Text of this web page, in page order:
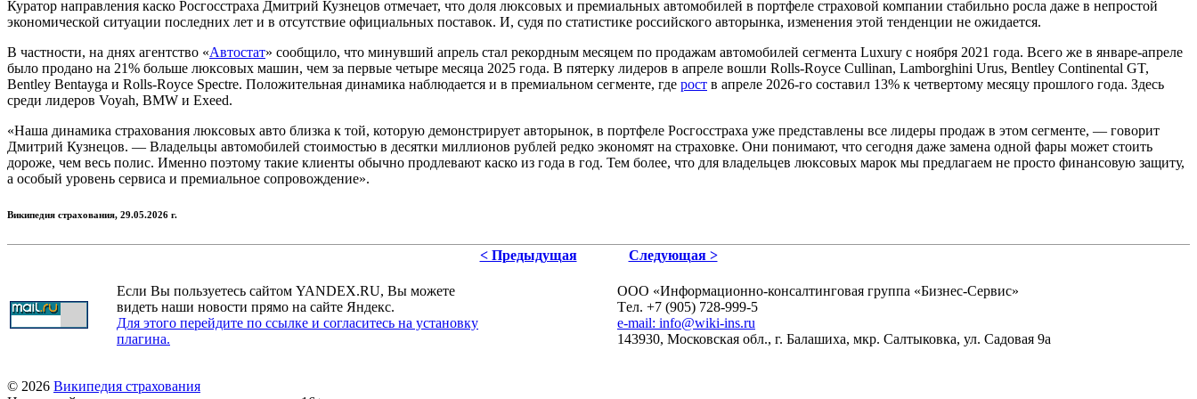
Куратор направления каско Росгосстраха Дмитрий Кузнецов отмечает, что доля люксовых и премиальных автомобилей в портфеле страховой компании стабильно росла даже в непростой
экономической ситуации последних лет и в отсутствие официальных поставок. И, судя по статистике российского авторынка, изменения этой тенденции не ожидается.
В частности, на днях агентство «Автостат» сообщило, что минувший апрель стал рекордным месяцем по продажам автомобилей сегмента Luxury с ноября 2021 года. Всего же в январе-апреле
было продано на 21% больше люксовых машин, чем за первые четыре месяца 2025 года. В пятерку лидеров в апреле вошли Rolls-Royce Cullinan, Lamborghini Urus, Bentley Continental GT,
Bentley Bentayga и Rolls-Royce Spectre. Положительная динамика наблюдается и в премиальном сегменте, где рост в апреле 2026-го составил 13% к четвертому месяцу прошлого года. Здесь
среди лидеров Voyah, BMW и Exeed.
«Наша динамика страхования люксовых авто близка к той, которую демонстрирует авторынок, в портфеле Росгосстраха уже представлены все лидеры продаж в этом сегменте, — говорит
Дмитрий Кузнецов. — Владельцы автомобилей стоимостью в десятки миллионов рублей редко экономят на страховке. Они понимают, что сегодня даже замена одной фары может стоить
дороже, чем весь полис. Именно поэтому такие клиенты обычно продлевают каско из года в год. Тем более, что для владельцев люксовых марок мы предлагаем не просто финансовую защиту,
а особый уровень сервиса и премиальное сопровождение».
Википедия страхования, 29.05.2026 г.
< Предыдущая Следующая >
Если Вы пользуетесь сайтом YANDEX.RU, Вы можете
видеть наши новости прямо на сайте Яндекс.
Для этого перейдите по ссылке и согласитесь на установку
плагина.
ОOO «Информационно-консалтинговая группа «Бизнес-Сервис»
Tел. +7 (905) 728-999-5
e-mail: info@wiki-ins.ru
143930, Московская обл., г. Балашиха, мкр. Салтыковка, ул. Садовая 9а
© 2026 Википедия страхования